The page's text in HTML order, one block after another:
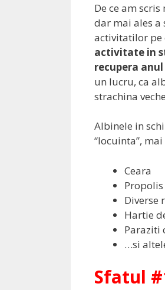
De ce am
dar mai ales
activitatilor pe
activitate in
recupera
un lucru, ca
strachina
Albinele in
“locuinta”,
Ceara
Propolis
Diverse
Hartie
Paraziti
…si
Sfatul